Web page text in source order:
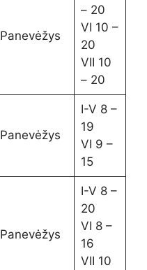
Panevėžys
– 20
VI 10 –
20
VII 10
– 20
Panevėžys
I-V 8 –
19
VI 9 –
15
Panevėžys
I-V 8 –
20
VI 8 –
16
VII 10